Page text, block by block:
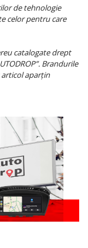
de tehnologie
celor pentru care
catalogate drept
Brandurile
aparțin